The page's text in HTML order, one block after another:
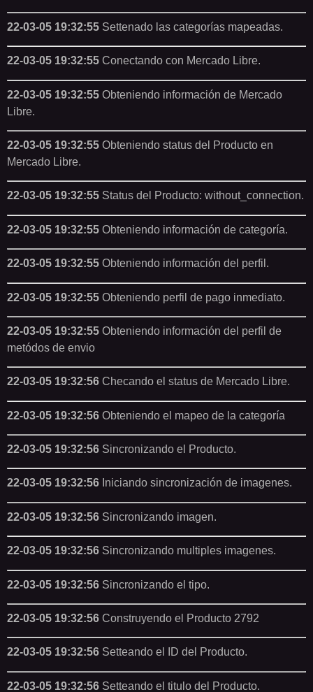
22-03-05 19:32:55 Settenado las categorías mapeadas.
22-03-05 19:32:55 Conectando con Mercado Libre.
22-03-05 19:32:55 Obteniendo información de Mercado
Libre.
22-03-05 19:32:55 Obteniendo status del Producto en
Mercado Libre.
22-03-05 19:32:55 Status del Producto: without_connection.
22-03-05 19:32:55 Obteniendo información de categoría.
22-03-05 19:32:55 Obteniendo información del perfil.
22-03-05 19:32:55 Obteniendo perfil de pago inmediato.
22-03-05 19:32:55 Obteniendo información del perfil de
metódos de envio
22-03-05 19:32:56 Checando el status de Mercado Libre.
22-03-05 19:32:56 Obteniendo el mapeo de la categoría
22-03-05 19:32:56 Sincronizando el Producto.
22-03-05 19:32:56 Iniciando sincronización de imagenes.
22-03-05 19:32:56 Sincronizando imagen.
22-03-05 19:32:56 Sincronizando multiples imagenes.
22-03-05 19:32:56 Sincronizando el tipo.
22-03-05 19:32:56 Construyendo el Producto 2792
22-03-05 19:32:56 Setteando el ID del Producto.
22-03-05 19:32:56 Setteando el titulo del Producto.